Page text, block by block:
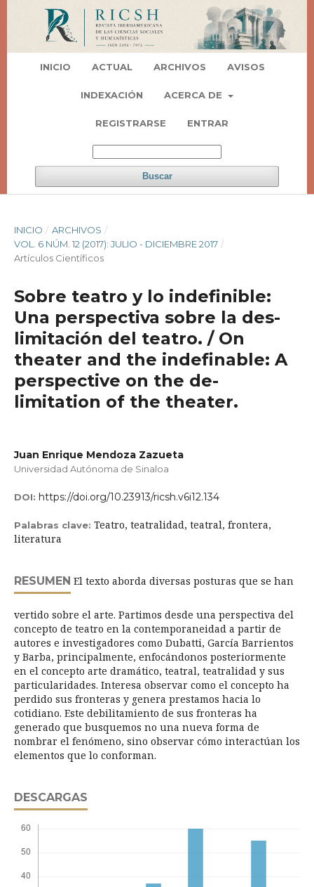
INICIO ACTUAL ARCHIVOS AVISOS
INDEXACIÓN ACERCA DE
REGISTRARSE ENTRAR
Buscar
INICIO / ARCHIVOS /
VOL. 6 NÚM. 12 (2017): JULIO - DICIEMBRE 2017 /
Artí­culos Científicos
Sobre teatro y lo indefinible:
Una perspectiva sobre la des-
limitación del teatro. / On
theater and the indefinable: A
perspective on the de-
limitation of the theater.
Juan Enrique Mendoza Zazueta
Universidad Autónoma de Sinaloa
DOI: https://doi.org/10.23913/ricsh.v6i12.134
Palabras clave: Teatro, teatralidad, teatral, frontera,
literatura
RESUMEN El texto aborda diversas posturas que se han
vertido sobre el arte. Partimos desde una perspectiva del
concepto de teatro en la contemporaneidad a partir de
autores e investigadores como Dubatti, García Barrientos
y Barba, principalmente, enfocándonos posteriormente
en el concepto arte dramático, teatral, teatralidad y sus
particularidades. Interesa observar como el concepto ha
perdido sus fronteras y genera prestamos hacia lo
cotidiano. Este debilitamiento de sus fronteras ha
generado que busquemos no una nueva forma de
nombrar el fenómeno, sino observar cómo interactúan los
elementos que lo conforman.
DESCARGAS